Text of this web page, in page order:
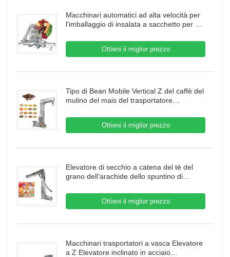
Macchinari automatici ad alta velocità per
l'imballaggio di insalata a sacchetto per 14
secca più pesante
Ottieni il miglior prezzo
Tipo di Bean Mobile Vertical Z del caffè del
mulino del mais del trasportatore
l'alimentatore di vibrazione
Ottieni il miglior prezzo
Elevatore di secchio a catena del tè del
grano dell'arachide dello spuntino di
la macchina dell'alimento
Ottieni il miglior prezzo
Macchinari trasportatori a vasca Elevatore
a Z Elevatore inclinato in acciaio